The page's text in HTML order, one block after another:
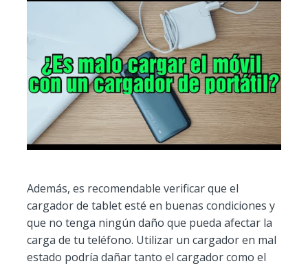
Además, es recomendable verificar que el
cargador de tablet esté en buenas condiciones y
que no tenga ningún daño que pueda afectar la
carga de tu teléfono. Utilizar un cargador en mal
estado podría dañar tanto el cargador como el